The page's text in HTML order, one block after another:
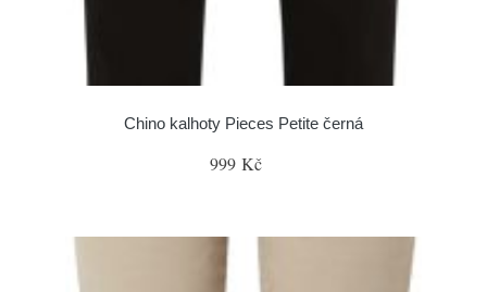
Chino kalhoty Pieces Petite černá
999 Kč